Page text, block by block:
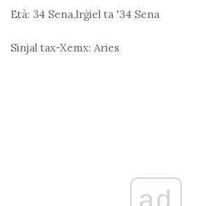
Età: 34 Sena,Irġiel ta '34 Sena
Sinjal tax-Xemx: Aries
ad